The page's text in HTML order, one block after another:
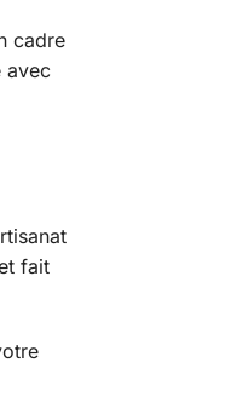
cadre
avec
fait